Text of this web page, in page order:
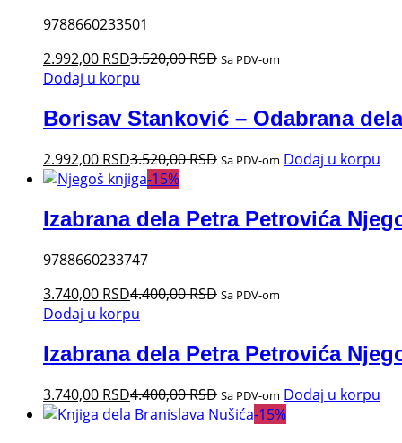
9788660233501
2.992,00 RSD3.520,00RSD Sa PDV-om
Dodaj u korpu
Borisav Stanković – Odabrana dela
2.992,00 RSD3.520,00RSD Sa PDV-om Dodaj u korpu
-15%
Izabrana dela Petra Petrovića
9788660233747
3.740,00 RSD4.400,00RSD Sa PDV-om
Dodaj u korpu
Izabrana dela Petra Petrovića
3.740,00 RSD4.400,00RSD Sa PDV-om Dodaj u korpu
-15%